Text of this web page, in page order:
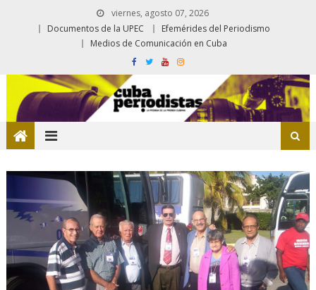
viernes, agosto 07, 2026
Documentos de la UPEC
Efemérides del Periodismo
Medios de Comunicación en Cuba